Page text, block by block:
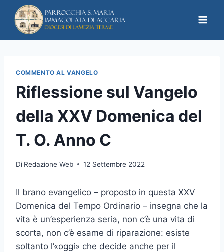
COMMENTO AL VANGELO
Riflessione sul Vangelo
della XXV Domenica del
T. O. Anno C
Di Redazione Web 12 Settembre 2022
Il brano evangelico – proposto in questa XXV
Domenica del Tempo Ordinario – insegna che la
vita è un’esperienza seria, non c’è una vita di
scorta, non c’è esame di riparazione: esiste
soltanto l’«oggi» che decide anche per il